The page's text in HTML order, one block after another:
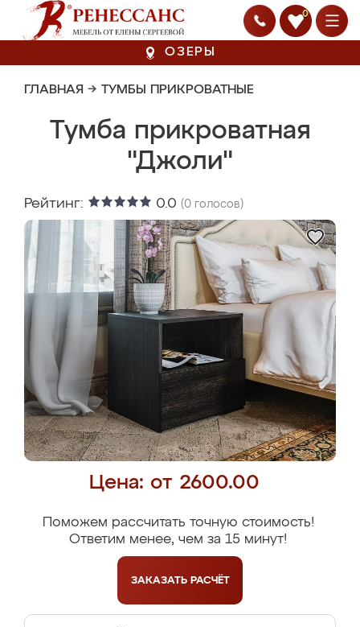
0
ОЗЕРЫ
ГЛАВНАЯ → ТУМБЫ ПРИКРОВАТНЫЕ
Тумба прикроватная
"Джоли"
Рейтинг: 0.0 (0 голосов)
Цена: от 2600.00
Поможем рассчитать точную стоимость!
Ответим менее, чем за 15 минут!
ЗАКАЗАТЬ РАСЧЁТ